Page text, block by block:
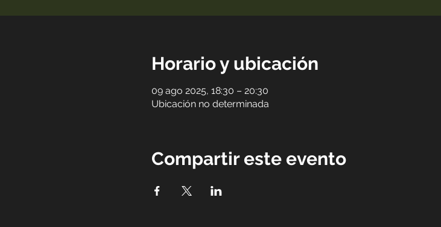
Horario y ubicación
09 ago 2025, 18:30 – 20:30
Ubicación no determinada
Compartir este evento